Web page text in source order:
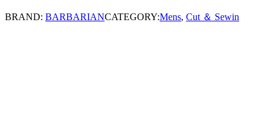
BRAND: BARBARIANCATEGORY:Mens, Cut ＆ Sewin